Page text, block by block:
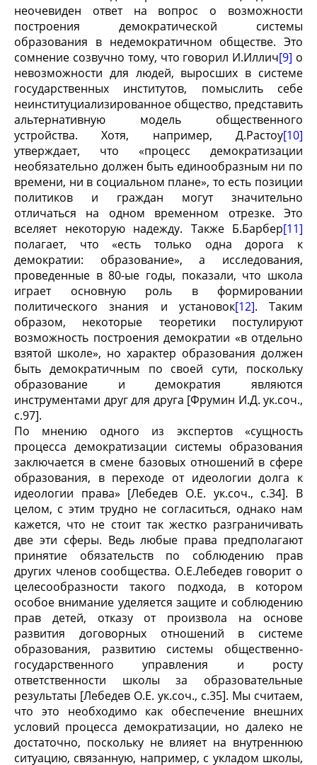
неочевиден ответ на вопрос о возможности
построения демократической системы
образования в недемократичном обществе. Это
сомнение созвучно тому, что говорил И.Иллич[9] о
невозможности для людей, выросших в системе
государственных институтов, помыслить себе
неинституциализированное общество, представить
альтернативную модель общественного
устройства. Хотя, например, Д.Растоу[10]
утверждает, что «процесс демократизации
необязательно должен быть единообразным ни по
времени, ни в социальном плане», то есть позиции
политиков и граждан могут значительно
отличаться на одном временном отрезке. Это
вселяет некоторую надежду. Также Б.Барбер[11]
полагает, что «есть только одна дорога к
демократии: образование», а исследования,
проведенные в 80-ые годы, показали, что школа
играет основную роль в формировании
политического знания и установок[12]. Таким
образом, некоторые теоретики постулируют
возможность построения демократии «в отдельно
взятой школе», но характер образования должен
быть демократичным по своей сути, поскольку
образование и демократия являются
инструментами друг для друга [Фрумин И.Д. ук.соч.,
с.97].
По мнению одного из экспертов «сущность
процесса демократизации системы образования
заключается в смене базовых отношений в сфере
образования, в переходе от идеологии долга к
идеологии права» [Лебедев О.Е. ук.соч., с.34]. В
целом, с этим трудно не согласиться, однако нам
кажется, что не стоит так жестко разграничивать
две эти сферы. Ведь любые права предполагают
принятие обязательств по соблюдению прав
других членов сообщества. О.Е.Лебедев говорит о
целесообразности такого подхода, в котором
особое внимание уделяется защите и соблюдению
прав детей, отказу от произвола на основе
развития договорных отношений в системе
образования, развитию системы общественно-
государственного управления и росту
ответственности школы за образовательные
результаты [Лебедев О.Е. ук.соч., с.35]. Мы считаем,
что это необходимо как обеспечение внешних
условий процесса демократизации, но далеко не
достаточно, поскольку не влияет на внутреннюю
ситуацию, связанную, например, с укладом школы,